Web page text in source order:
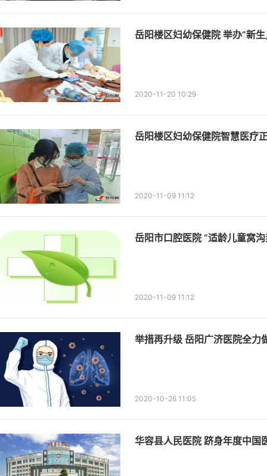
岳阳楼区妇幼保健院 举办“新
2020-11-20 10:29
岳阳楼区妇幼保健院智慧医疗
2020-11-09 11:12
岳阳市口腔医院 “适龄儿童窝
2020-11-09 11:12
举措再升级 岳阳广济医院全力
2020-10-26 11:05
华容县人民医院 跻身年度中国